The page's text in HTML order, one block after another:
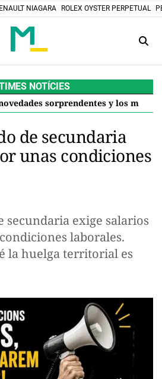
NIAGARA ROLEX OYSTER PERPETUAL
NOTÍCIES
y los modelos Samsung que la recibirán en 2027
de secundaria
unas condiciones
secundaria exige salarios
laborales.
la huelga territorial es